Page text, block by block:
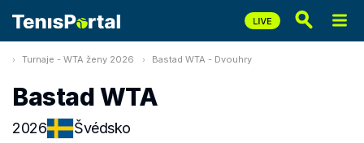
Turnaje - WTA ženy 2026 Bastad WTA - Dvouhry
Bastad WTA
2026 Švédsko